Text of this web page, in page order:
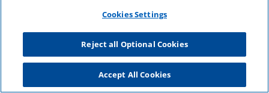
Guarantee, angeschlossen sind. Alle Rechte
Organisation von KPMG besuchen Sie bitte
https://home.kpmg/governance.
Cookies Settings
Reject all Optional Cookies
Accept All Cookies